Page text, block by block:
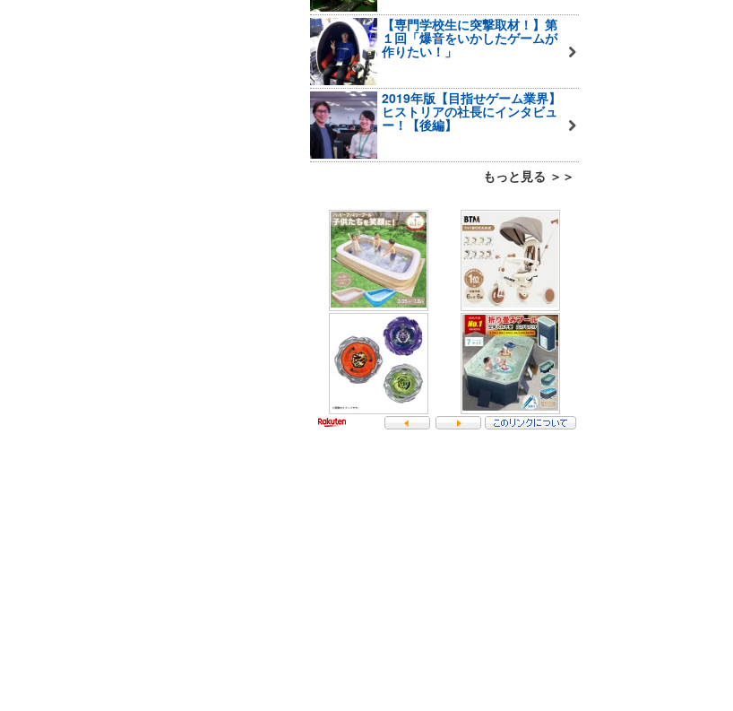
【専門学校生に突撃取材！】第
１回「爆音をいかしたゲームが
作りたい！」
2019年版【目指せゲーム業界】
ヒストリアの社長にインタビュ
ー！【後編】
もっと見る ＞＞